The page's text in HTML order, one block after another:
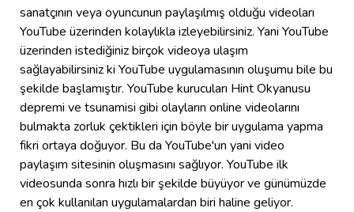
sanatçının veya oyuncunun paylaşılmış olduğu videoları
YouTube üzerinden kolaylıkla izleyebilirsiniz. Yani YouTube
üzerinden istediğiniz birçok videoya ulaşım
sağlayabilirsiniz ki YouTube uygulamasının oluşumu bile bu
şekilde başlamıştır. YouTube kurucuları Hint Okyanusu
depremi ve tsunamisi gibi olayların online videolarını
bulmakta zorluk çektikleri için böyle bir uygulama yapma
fikri ortaya doğuyor. Bu da YouTube'un yani video
paylaşım sitesinin oluşmasını sağlıyor. YouTube ilk
videosunda sonra hızlı bir şekilde büyüyor ve günümüzde
en çok kullanılan uygulamalardan biri haline geliyor.